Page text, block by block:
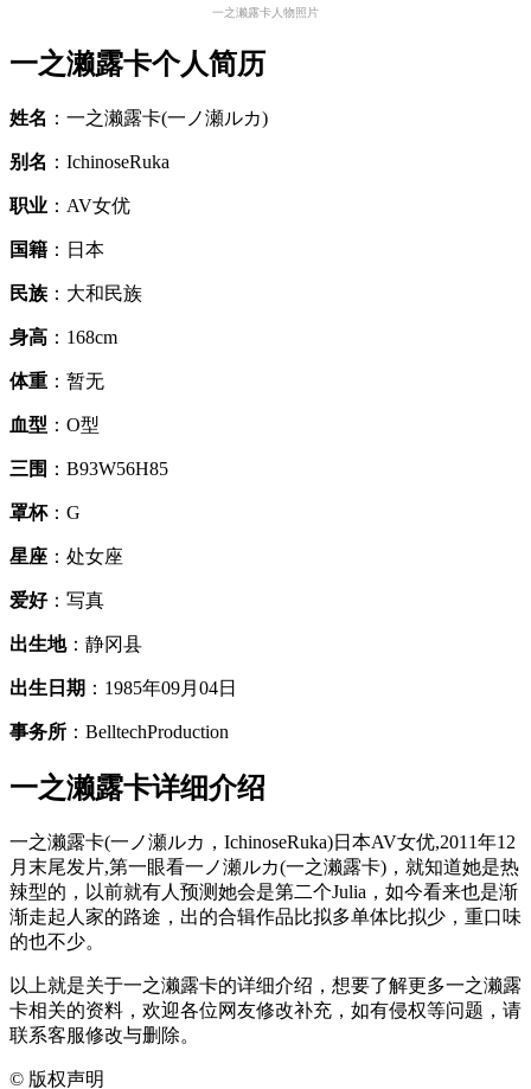
一之濑露卡人物照片
一之濑露卡个人简历
姓名 ：一之濑露卡(一ノ瀬ルカ)
别名 ：IchinoseRuka
职业 ：AV女优
国籍 ：日本
民族 ：大和民族
身高 ：168cm
体重 ：暂无
血型 ：O型
三围 ：B93W56H85
罩杯：G
星座 ：处女座
爱好：写真
出生地：静冈县
出生日期 ：1985年09月04日
事务所 ：BelltechProduction
一之濑露卡详细介绍
一之濑露卡(一ノ瀬ルカ，IchinoseRuka)日本AV女优,2011年12
月末尾发片,第一眼看一ノ瀬ルカ(一之濑露卡)，就知道她是热
辣型的，以前就有人预测她会是第二个Julia，如今看来也是渐
渐走起人家的路途，出的合辑作品比拟多单体比拟少，重口味
的也不少。
以上就是关于一之濑露卡的详细介绍，想要了解更多一之濑露
卡相关的资料，欢迎各位网友修改补充，如有侵权等问题，请
联系客服修改与删除。
© 版权声明